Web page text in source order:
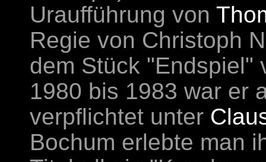
Uraufführung von
Regie von Christoph
dem Stück "Endspiel"
1980 bis 1983 war er
verpflichtet unter
Bochum erlebte man